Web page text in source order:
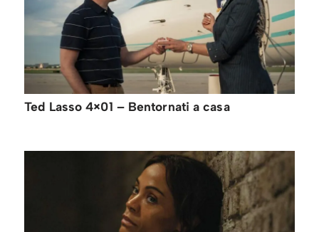
Ted Lasso 4×01 – Bentornati a casa